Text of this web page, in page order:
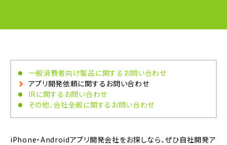
一般消費者向け製品に関するお問い合わせ
アプリ開発依頼に関するお問い合わせ
IRに関するお問い合わせ
その他、会社全般に関するお問い合わせ
iPhone・Androidアプリ開発会社をお探しなら、ぜひ自社開発ア